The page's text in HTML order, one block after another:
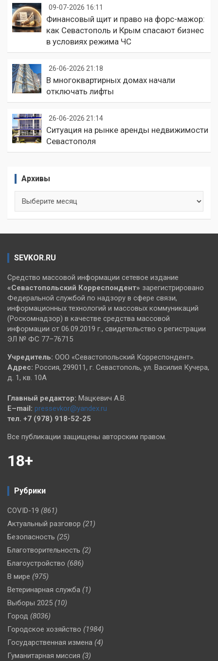
09-07-2026 16:11
Финансовый щит и право на форс-мажор:
как Севастополь и Крым спасают бизнес
в условиях режима ЧС
26-06-2026 21:18
В многоквартирных домах начали
отключать лифты
26-06-2026 21:14
Ситуация на рынке аренды недвижимости
Севастополя
Архивы
SEVKOR.RU
Средство массовой информации сетевое издание
«Севастопольский Корреспондент» зарегистрировано
Федеральной службой по надзору в сфере связи,
информационных технологий и массовых коммуникаций
(Роскомнадзор) в качестве средства массовой
информации от 06.09.2019 г., свидетельство о регистрации
ЭЛ № ФС 77–76715
Учредитель: ООО «Севастопольский Корреспондент».
Адрес: Россия, 299011, г. Севастополь, ул. Василия Кучера,
д. 1, кв. 10А
Главный редактор: Мацкевич А.В.
E–mail: pressevkor@yandex.ru
тел. +7 (978) 918-52-25
Все публикации защищены авторским правом.
18+
Рубрики
COVID-19 (861)
Актуальный разговор (21)
Безопасность (25)
Благотворительность (2)
Благоустройство (686)
В мире (975)
Ветеринарная служба (1)
Выборы 2025 (10)
Город (8036)
Городское хозяйство (1984)
Государственная измена (4)
Гуманитарная миссия (3)